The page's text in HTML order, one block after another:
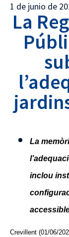
1 de junio de
La
La
inclou
Crevillent (01/06/